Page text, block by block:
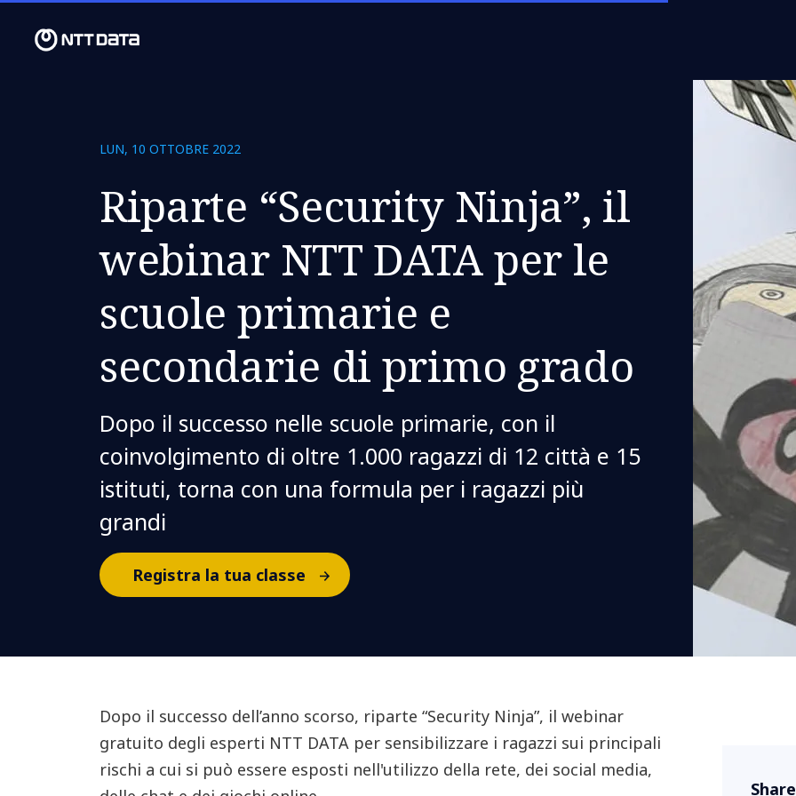
LUN, 10 OTTOBRE 2022
Riparte “Security Ninja”, il
webinar NTT DATA per le
scuole primarie e
secondarie di primo grado
Dopo il successo nelle scuole primarie, con il
coinvolgimento di oltre 1.000 ragazzi di 12 città e 15
istituti, torna con una formula per i ragazzi più
grandi
Registra la tua classe
Dopo il successo dell’anno scorso, riparte “Security Ninja”, il webinar
gratuito degli esperti NTT DATA per sensibilizzare i ragazzi sui principali
rischi a cui si può essere esposti nell'utilizzo della rete, dei social media,